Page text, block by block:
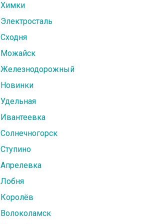
Химки
Электросталь
Сходня
Можайск
Железнодорожный
Новинки
Удельная
Ивантеевка
Солнечногорск
Ступино
Апрелевка
Лобня
Королёв
Волоколамск